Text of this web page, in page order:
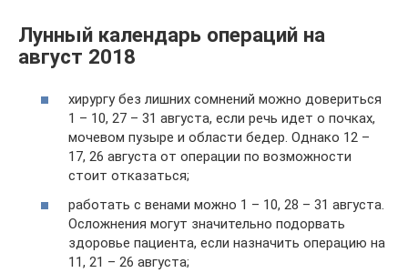
Лунный календарь операций на
август 2018
хирургу без лишних сомнений можно довериться
1 – 10, 27 – 31 августа, если речь идет о почках,
мочевом пузыре и области бедер. Однако 12 –
17, 26 августа от операции по возможности
стоит отказаться;
работать с венами можно 1 – 10, 28 – 31 августа.
Осложнения могут значительно подорвать
здоровье пациента, если назначить операцию на
11, 21 – 26 августа;